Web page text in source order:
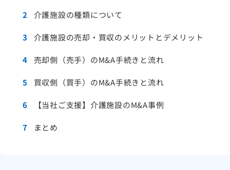
2 介護施設の種類について
3 介護施設の売却・買収のメリットとデメリット
4 売却側（売手）のM&A手続きと流れ
5 買収側（買手）のM&A手続きと流れ
6 【当社ご支援】介護施設のM&A事例
7 まとめ